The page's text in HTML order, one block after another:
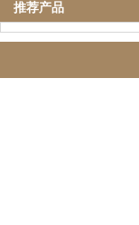
推荐产品